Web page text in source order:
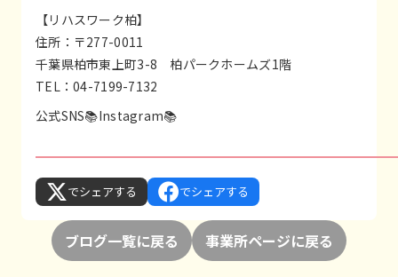
【リハスワーク柏】
住所：〒277-0011
千葉県柏市東上町3-8 柏パークホームズ1階
TEL：04-7199-7132
公式SNS📚Instagram📚
でシェアする でシェアする
ブログ一覧に戻る 事業所ページに戻る